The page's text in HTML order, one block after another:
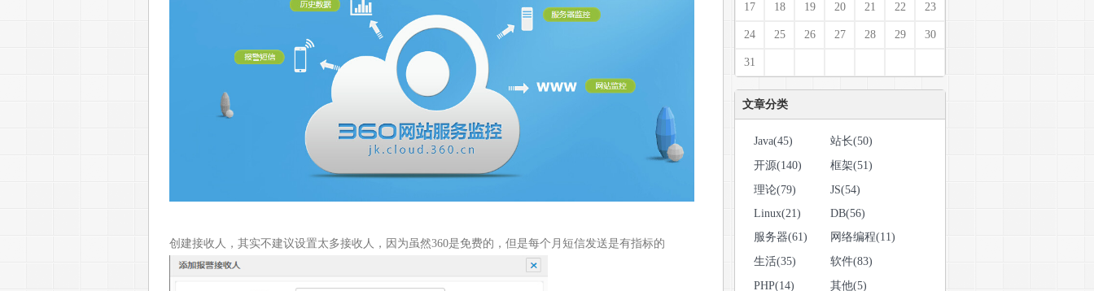
创建接收人，其实不建议设置太多接收人，因为虽然360是免费的，但是每个月短信发送是有指标的
17 18 19 20 21 22 23
24 25 26 27 28 29 30
31
文章分类
Java(45)
站长(50)
开源(140)
框架(51)
理论(79)
JS(54)
Linux(21)
DB(56)
服务器(61)
网络编程(11)
生活(35)
软件(83)
PHP(14)
其他(5)